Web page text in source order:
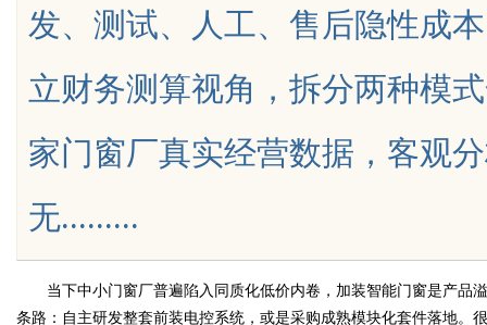
发、测试、人工、售后隐性成
立财务测算视角，拆分两种模
家门窗厂真实经营数据，客观
无.........
当下中小门窗厂普遍陷入同质化低价内卷，加装智能门窗是产品
条路：自主研发整套前装电控系统，或是采购成熟模块化套件落地。